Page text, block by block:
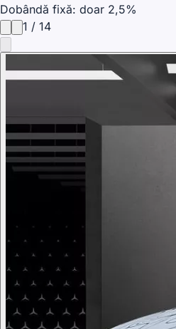
Dobândă fixă: doar 2,5%
1 / 14